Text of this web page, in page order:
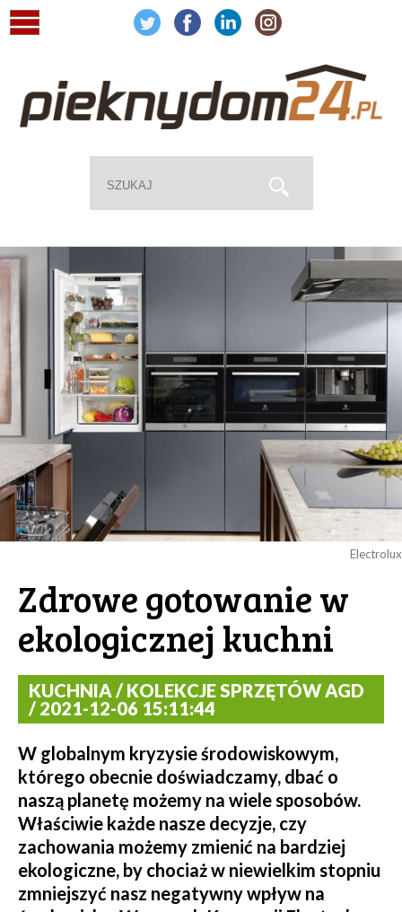
Electrolux
Zdrowe gotowanie w
ekologicznej kuchni
KUCHNIA / KOLEKCJE SPRZĘTÓW AGD
/ 2021-12-06 15:11:44
W globalnym kryzysie środowiskowym,
którego obecnie doświadczamy, dbać o
naszą planetę możemy na wiele sposobów.
Właściwie każde nasze decyzje, czy
zachowania możemy zmienić na bardziej
ekologiczne, by chociaż w niewielkim stopniu
zmniejszyć nasz negatywny wpływ na